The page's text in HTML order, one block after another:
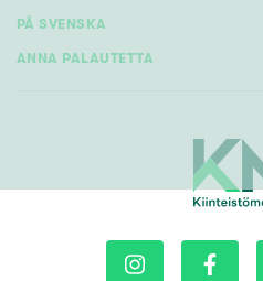
PÅ SVENSKA
ANNA PALAUTETTA